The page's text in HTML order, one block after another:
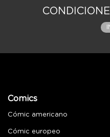
Comics
Cómic americano
Cómic europeo